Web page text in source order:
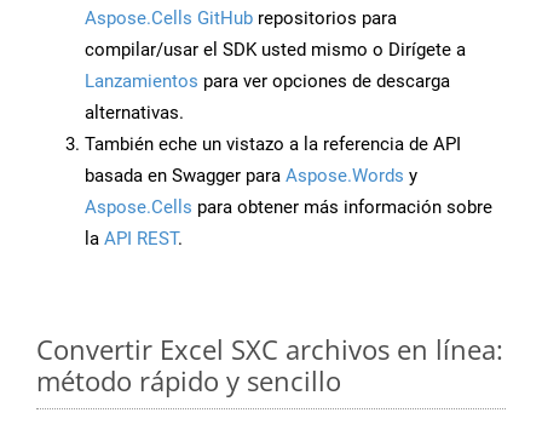
Aspose.Cells GitHub repositorios para
compilar/usar el SDK usted mismo o Dirígete a
Lanzamientos para ver opciones de descarga
alternativas.
También eche un vistazo a la referencia de API
basada en Swagger para Aspose.Words y
Aspose.Cells para obtener más información sobre
la API REST.
Convertir Excel SXC archivos en línea:
método rápido y sencillo